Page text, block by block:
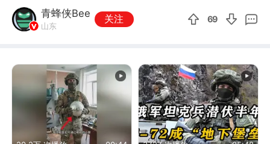
青蜂侠Bee
山东
关注 69